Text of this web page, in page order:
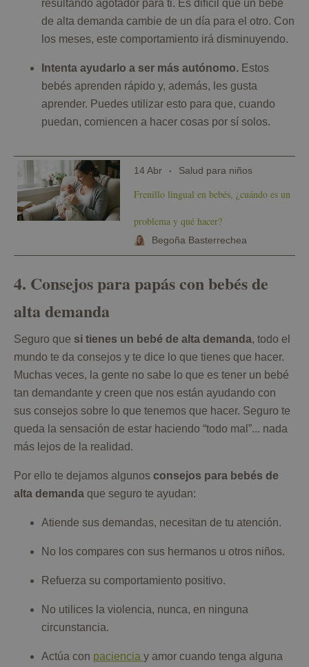
resultando agotador para ti. Es difícil que un bebé
de alta demanda cambie de un día para el otro. Con
los meses, este comportamiento irá disminuyendo.
Intenta ayudarlo a ser más autónomo. Estos
bebés aprenden rápido y, además, les gusta
aprender. Puedes utilizar esto para que, cuando
puedan, comiencen a hacer cosas por sí solos.
14 Abr Salud para niños
Frenillo lingual en bebés, ¿cuándo es un
problema y qué hacer?
Begoña Basterrechea
4. Consejos para papás con bebés de
alta demanda
Seguro que si tienes un bebé de alta demanda, todo el
mundo te da consejos y te dice lo que tienes que hacer.
Muchas veces, la gente no sabe lo que es tener un bebé
tan demandante y creen que nos están ayudando con
sus consejos sobre lo que tenemos que hacer. Seguro te
queda la sensación de estar haciendo “todo mal”... nada
más lejos de la realidad.
Por ello te dejamos algunos consejos para bebés de
alta demanda que seguro te ayudan:
Atiende sus demandas, necesitan de tu atención.
No los compares con sus hermanos u otros niños.
Refuerza su comportamiento positivo.
No utilices la violencia, nunca, en ninguna
circunstancia.
Actúa con paciencia y amor cuando tenga alguna